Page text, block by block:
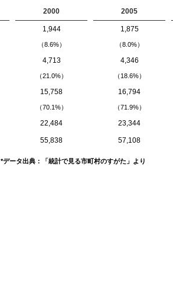
2000 2005
1,944 1,875
（8.6%） （8.0%）
4,713 4,346
（21.0%） （18.6%）
15,758 16,794
（70.1%） （71.9%）
22,484 23,344
55,838 57,108
*データ出典：「統計で見る市町村のすがた」より